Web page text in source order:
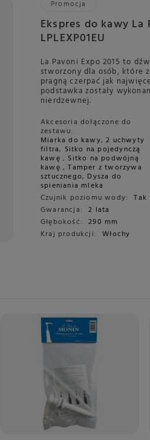
Promocja
Ekspres do kawy La
LPLEXP01EU
La Pavoni Expo 2015 to
stworzony dla osób, które
pragną czerpać jak
podstawka zostały
nierdzewnej.
Akcesoria dołączone do
zestawu:
Miarka do kawy,2 uchwyty
filtra, Sitko na pojedynczą
kawę , Sitko na podwójną
kawę ,Tamper z tworzywa
sztucznego, Dysza do
spieniania mleka
Czujnik poziomu wody: Tak
Gwarancja: 2 lata
Głębokość: 290 mm
Kraj produkcji: Włochy